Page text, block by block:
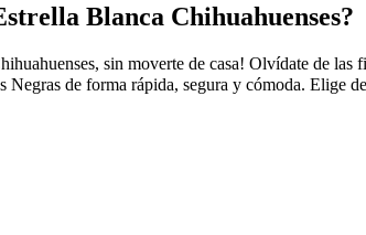
Blanca Chihuahuenses?
sin moverte de casa! Olvídate de
de forma rápida, segura y cómoda. Elige